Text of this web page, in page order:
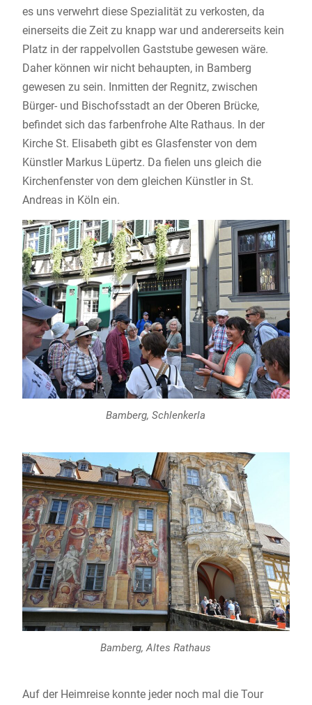
es uns verwehrt diese Spezialität zu verkosten, da
einerseits die Zeit zu knapp war und andererseits kein
Platz in der rappelvollen Gaststube gewesen wäre.
Daher können wir nicht behaupten, in Bamberg
gewesen zu sein. Inmitten der Regnitz, zwischen
Bürger- und Bischofsstadt an der Oberen Brücke,
befindet sich das farbenfrohe Alte Rathaus. In der
Kirche St. Elisabeth gibt es Glasfenster von dem
Künstler Markus Lüpertz. Da fielen uns gleich die
Kirchenfenster von dem gleichen Künstler in St.
Andreas in Köln ein.
Bamberg, Schlenkerla
Bamberg, Altes Rathaus
Auf der Heimreise konnte jeder noch mal die Tour